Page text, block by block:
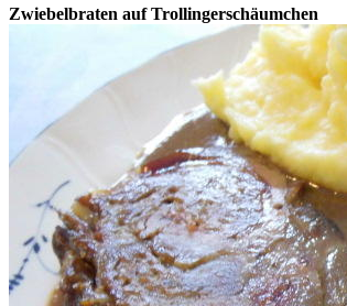
Zwiebelbraten auf Trollingerschäumchen